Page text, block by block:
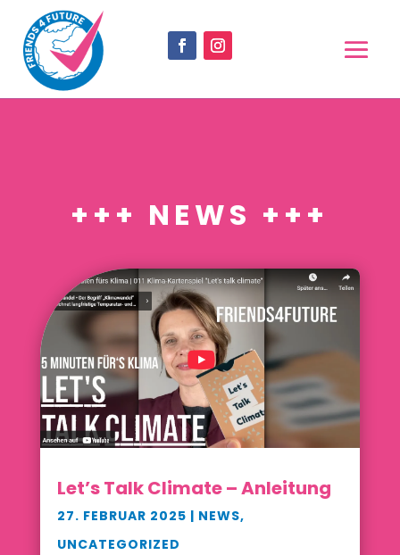
+++ NEWS +++
Let’s Talk Climate – Anleitung
27. FEBRUAR 2025 | NEWS,
UNCATEGORIZED